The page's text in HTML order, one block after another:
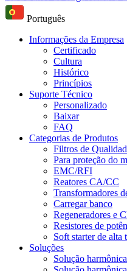
Português
Informações da Empresa
Certificado
Cultura
Histórico
Princípios
Suporte Técnico
Personalizado
Baixar
FAQ
Categorias de Produtos
Filtros de
Para proteção do
EMC/RFI
Reatores CA/CC
Transformadores
Carregar banco
Regeneradores e
Resistores de
Soft starter de alta
Soluções
Solução